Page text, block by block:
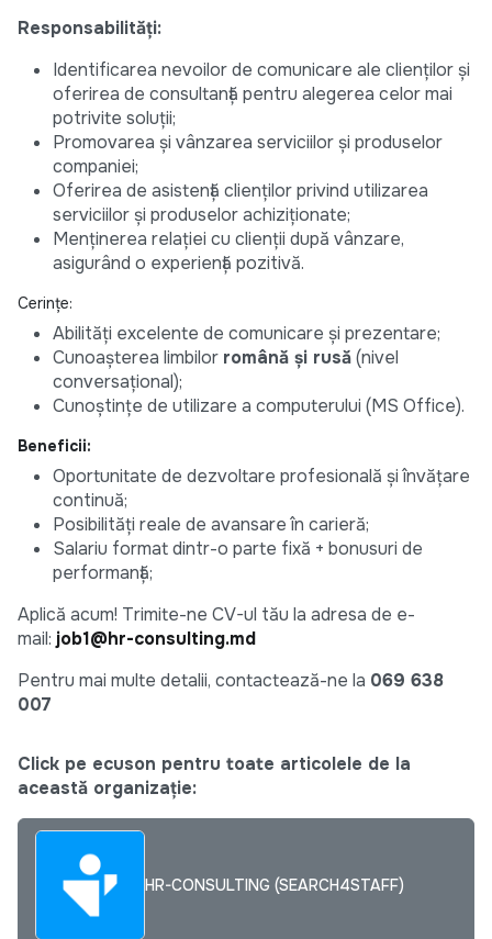
Responsabilități:
Identificarea nevoilor de comunicare ale clienților și
oferirea de consultanță pentru alegerea celor mai
potrivite soluții;
Promovarea și vânzarea serviciilor și produselor
companiei;
Oferirea de asistență clienților privind utilizarea
serviciilor și produselor achiziționate;
Menținerea relației cu clienții după vânzare,
asigurând o experiență pozitivă.
Cerințe:
Abilități excelente de comunicare și prezentare;
Cunoașterea limbilor română și rusă(nivel
conversațional);
Cunoștințe de utilizare a computerului (MS Office).
Beneficii:
Oportunitate de dezvoltare profesională și învățare
continuă;
Posibilități reale de avansare în carieră;
Salariu format dintr-o parte fixă + bonusuri de
performanță;
Aplică acum! Trimite-ne CV-ul tău la adresa de e-
mail: job1@hr-consulting.md
Pentru mai multe detalii, contactează-ne la 069 638
007
Click pe ecuson pentru toate articolele de la
această organizație:
HR-CONSULTING (SEARCH4STAFF)